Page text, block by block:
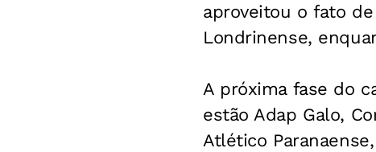
aproveitou o fato
Londrinense,
A próxima fase do
estão Adap Galo,
Atlético